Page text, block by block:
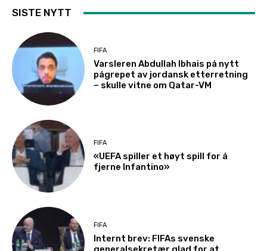
SISTE NYTT
FIFA
Varsleren Abdullah Ibhais på nytt
pågrepet av jordansk etterretning
– skulle vitne om Qatar-VM
FIFA
«UEFA spiller et høyt spill for å
fjerne Infantino»
FIFA
Internt brev: FIFAs svenske